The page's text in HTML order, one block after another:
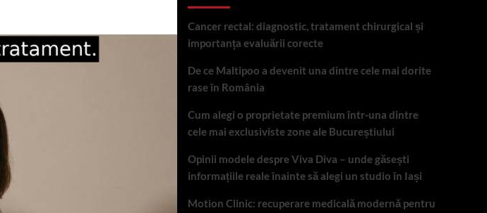
Cancer rectal: diagnostic, tratament chirurgical și
importanța evaluării corecte
De ce Maltipoo a devenit una dintre cele mai dorite
rase în România
Cum alegi o proprietate premium într-una dintre
cele mai exclusiviste zone ale Bucureștiului
Opinii modele despre Viva Diva – unde găsești
informațiile reale înainte să alegi un studio în Iași
Motion Clinic: recuperare medicală modernă pentru